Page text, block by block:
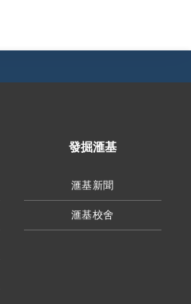
發掘滙基
滙基新聞
滙基校舍